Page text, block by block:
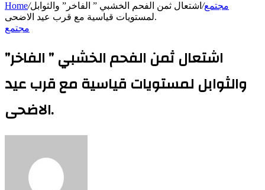
Home/ مجتمع/ اشتعال ثمن الفحم الخشبي ” الفاخر” والثوابل
لمستويات قياسية مع قرب عيد الاضحى.
مجتمع
اشتعال ثمن الفحم الخشبي ” الفاخر”
والثوابل لمستويات قياسية مع قرب عيد
الاضحى.